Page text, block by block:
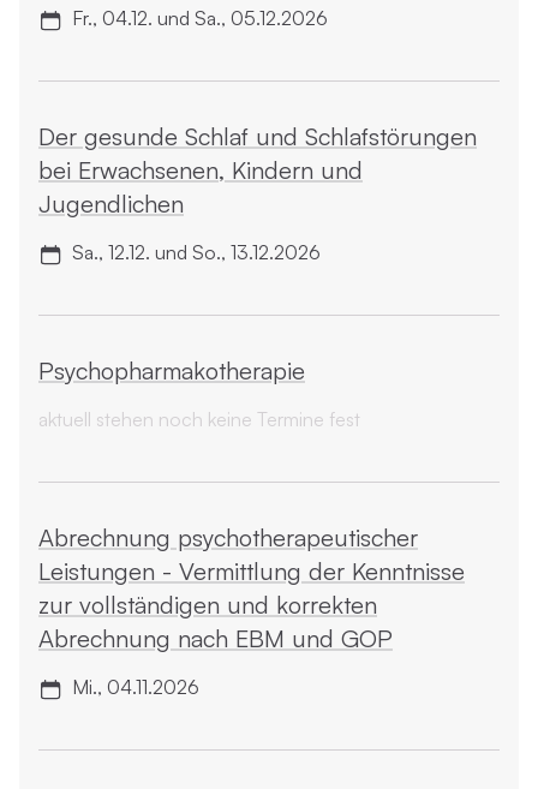
Fr., 04.12. und Sa., 05.12.2026
Der gesunde Schlaf und Schlaf­störungen
bei Erwachsenen, Kindern und
Jugendlichen
Sa., 12.12. und So., 13.12.2026
Psychopharmako­therapie
aktuell stehen noch keine Termine fest
Abrechnung ­psychotherapeutischer
Leistungen - Vermittlung der Kenntnisse
zur vollständigen und korrekten
Abrechnung nach EBM und GOP
Mi., 04.11.2026